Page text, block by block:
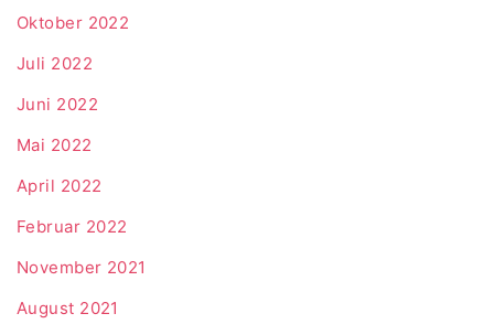
Oktober 2022
Juli 2022
Juni 2022
Mai 2022
April 2022
Februar 2022
November 2021
August 2021